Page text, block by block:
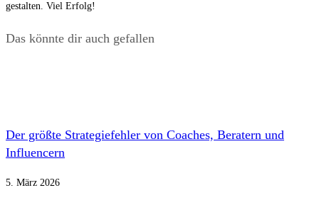
gestalten. Viel Erfolg!
Das könnte dir auch gefallen
Der größte Strategiefehler von Coaches, Beratern und
Influencern
5. März 2026